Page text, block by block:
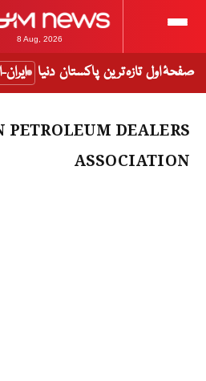
8 Aug, 2026
صفحۂ اول تازہ ترین پاکستان دنیا
DEALERS
ASSOCIATION